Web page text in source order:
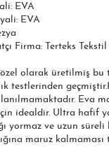
EVA
EVA
Firma: Terteks
olarak üretilmiş bu
testlerinden
Eva
idealdir. Ultra hafif
yormaz ve uzun
maruz